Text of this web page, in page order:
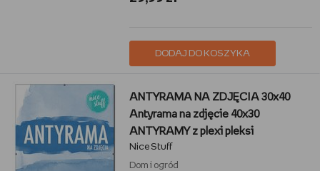
DODAJ DO KOSZYKA
ANTYRAMA NA ZDJĘCIA 30x40
Antyrama na zdjęcie 40x30
ANTYRAMY z plexi pleksi
Nice Stuff
Dom i ogród